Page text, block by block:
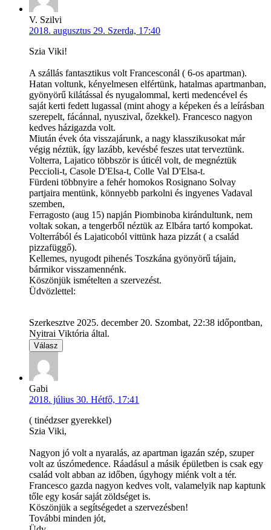
V. Szilvi
2018. augusztus 29. Szerda, 17:40
Szia Viki!
A szállás fantasztikus volt Francesconál ( 6-os apartman).
Hatan voltunk, kényelmesen elfértünk, hatalmas apartmanban,
gyönyörű kilátással és nyugalommal, kerti medencével és
saját kerti fedett lugassal (mint ahogy a képeken és a leírásban
szerepelt, fácánnal, nyuszival, őzekkel). Francesco nagyon
kedves házigazda volt.
Miután évek óta visszajárunk, a nagy klasszikusokat már
végig néztük, így lazább, kevésbé feszes utat terveztünk.
Volterra, Lajatico többször is úticél volt, de megnéztük
Peccioli-t, Casole D'Elsa-t, Colle Val D'Elsa-t.
Fürdeni többnyire a fehér homokos Rosignano Solvay
partjaira mentünk, könnyebb parkolni és ingyenes Vadaval
szemben,
Ferragosto (aug 15) napján Piombinoba kirándultunk, nem
voltak sokan, a tengerből néztük az Elbára tartó kompokat.
Volterrából és Lajaticoból vittünk haza pizzát ( a család
pizzafüggő).
Kellemes, nyugodt pihenés Toszkána gyönyörű tájain,
bármikor visszamennénk.
Köszönjük ismételten a szervezést.
Üdvözlettel:
Szerkesztve 2025. december 20. Szombat, 22:38 időpontban,
Nyitrai Viktória által.
Válasz
Gabi
2018. július 30. Hétfő, 17:41
( tinédzser gyerekkel)
Szia Viki,
Nagyon jó volt a nyaralás, az apartman igazán szép, szuper
volt az úszómedence. Ráadásul a másik épületben is csak egy
család volt abban az időben, úgyhogy miénk volt a tér.
Francesco gazda nagyon kedves volt, valamelyik nap kaptunk
tőle egy kosár saját zöldséget is.
Köszönjük a segítségedet a szervezésben!
További minden jót,